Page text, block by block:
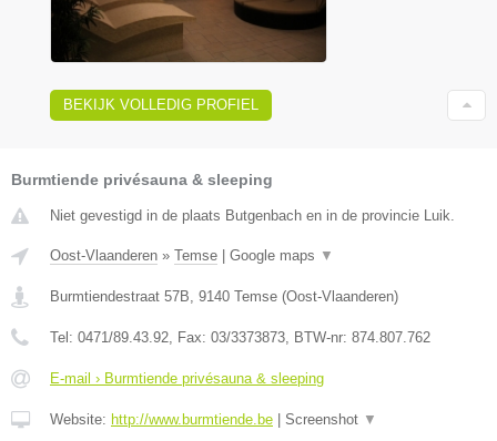
BEKIJK VOLLEDIG PROFIEL
Burmtiende privésauna & sleeping
Niet gevestigd in de plaats Butgenbach en in de provincie Luik.
Oost-Vlaanderen » Temse Google maps ▼
Burmtiendestraat 57B, 9140 Temse (Oost-Vlaanderen)
Tel: 0471/89.43.92, Fax: 03/3373873, BTW-nr: 874.807.762
E-mail › Burmtiende privésauna & sleeping
Website: http://www.burmtiende.be Screenshot ▼